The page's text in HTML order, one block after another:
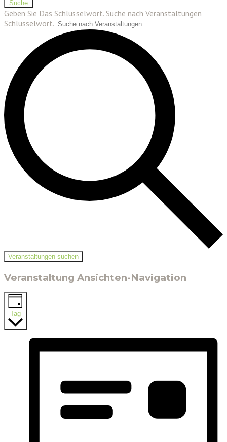
Suche
Geben Sie Das Schlüsselwort. Suche nach Veranstaltungen
Schlüsselwort.
Veranstaltungen suchen
Veranstaltung Ansichten-Navigation
Tag